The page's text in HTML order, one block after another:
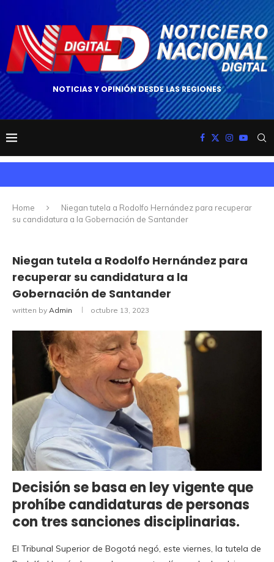
NOTICIAS Y OPINIÓN DESDE LAS REGIONES
Home
Niegan tutela a Rodolfo Hernández para recuperar
su candidatura a la Gobernación de Santander
Niegan tutela a Rodolfo Hernández para
recuperar su candidatura a la
Gobernación de Santander
written by Admin octubre 13, 2023
Decisión se basa en ley vigente que
prohíbe candidaturas de personas
con tres sanciones disciplinarias.
El Tribunal Superior de Bogotá negó, este viernes, la tutela de